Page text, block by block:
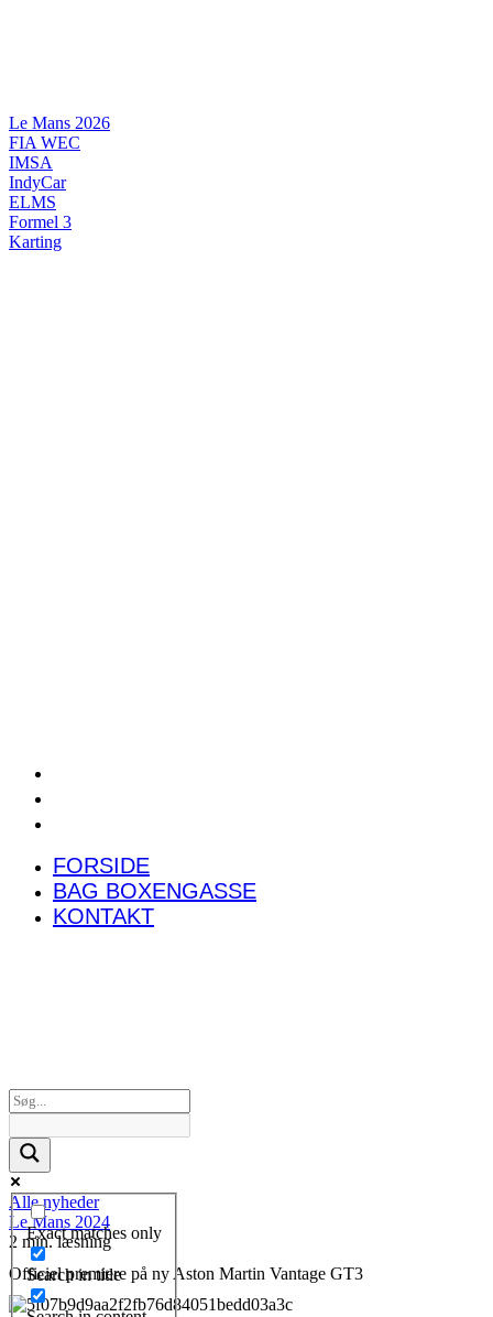
Le Mans 2026
FIA WEC
IMSA
IndyCar
ELMS
Formel 3
Karting
FORSIDE
BAG BOXENGASSE
KONTAKT
Exact matches only
Search in title
Alle nyheder
Le Mans 2024
2 min. læsning
Officiel premiere på ny Aston Martin Vantage GT3